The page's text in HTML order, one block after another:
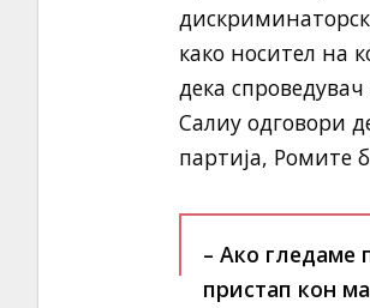
како носител на
дека
Салиу одговори
партија, Ромите
– Ако гледаме
пристап кон